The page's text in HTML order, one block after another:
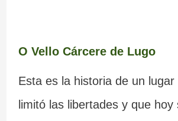
O Vello Cárcere de Lugo
Esta es la historia de un
limitó las libertades y que hoy